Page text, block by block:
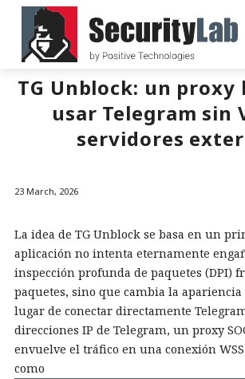
TG Unblock: un proxy
usar Telegram sin
servidores
23 March, 2026
La idea de TG Unblock se basa en un
aplicación no intenta eternamente
inspección profunda de paquetes (DPI)
paquetes, sino que cambia la apariencia
lugar de conectar directamente
direcciones IP de Telegram, un proxy
envuelve el tráfico en una conexión
como